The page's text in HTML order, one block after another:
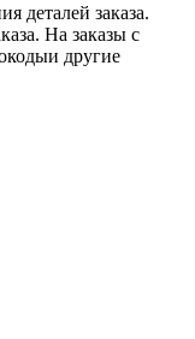
деталей заказа.
На заказы с
другие